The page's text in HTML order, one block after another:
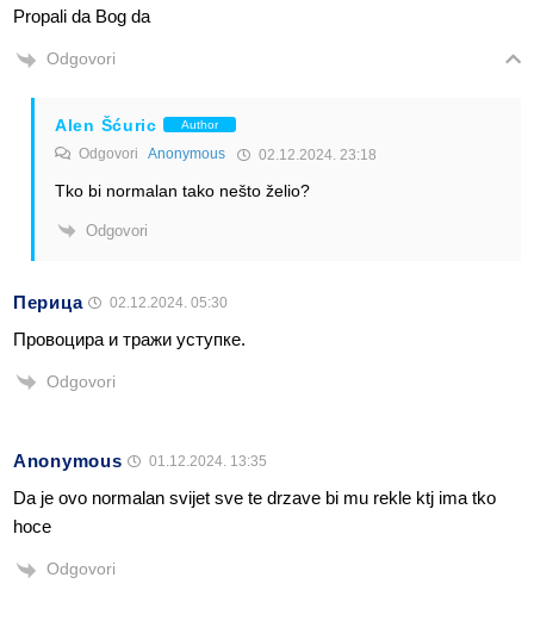
Propali da Bog da
Odgovori
Alen Šćuric Author
Odgovori Anonymous 02.12.2024. 23:18
Tko bi normalan tako nešto želio?
Odgovori
Перица 02.12.2024. 05:30
Провоцира и тражи уступке.
Odgovori
Anonymous 01.12.2024. 13:35
Da je ovo normalan svijet sve te drzave bi mu rekle ktj ima tko
hoce
Odgovori